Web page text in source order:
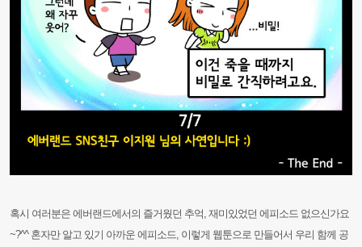
혹시 여러분은 에버랜드에서의 즐거웠던 추억, 재미있었던 에피소드 없으신가요
~?^^ 혼자만 알고 있기 아까운 에피소드, 이렇게 웹툰으로 만들어서 우리 함께 공